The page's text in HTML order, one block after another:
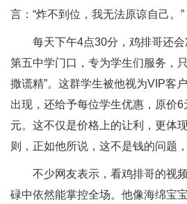
言：“炸不到位，我无法原谅自己。”
每天下午4点30分，鸡排哥还会
第五中学门口，专为学生们服务，
撒谎精”。这群学生被他视为VIP客
出现，还给予每位学生优惠，原价
元。这不仅是价格上的让利，更体
则，正如他所说，这不是钱的问题
不少网友表示，看鸡排哥的视频
碌中依然能掌控全场。他像海绵宝